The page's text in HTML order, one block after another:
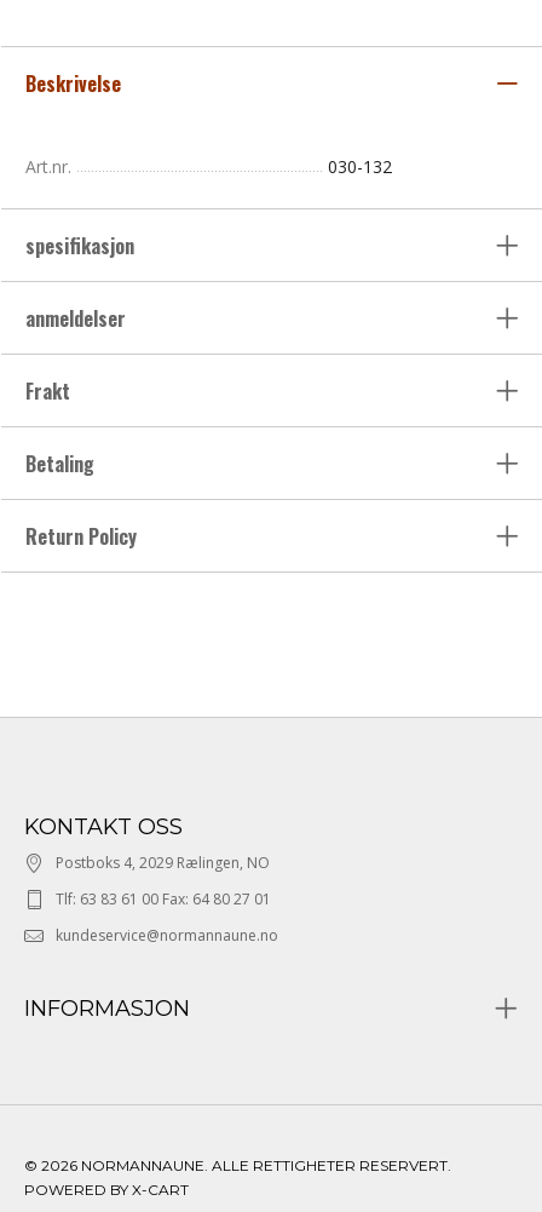
Beskrivelse
Art.nr. 030-132
spesifikasjon
anmeldelser
Frakt
Betaling
Return Policy
KONTAKT OSS
Postboks 4, 2029 Rælingen, NO
Tlf: 63 83 61 00 Fax: 64 80 27 01
kundeservice@normannaune.no
INFORMASJON
© 2026 NORMANNAUNE. ALLE RETTIGHETER RESERVERT.
POWERED BY X-CART